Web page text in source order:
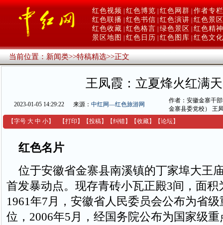
红色视频 红色博览 红色网群 作者专栏
红色联播 红色书信 红色演讲 红色景区
红色收藏 红色格言 绿色景区
红色精神
景区地图
红色日历 红色图库 红色文化
当前位置：新闻类>>特稿精选>>正文
王凤霞：立夏烽火红满天
2023-01-05 14:29:22 来源： 中红网—红色旅游网
作者：安徽金寨干
金寨县委党校） 王
【字号 大 中 小】 【打印 】 【投稿】 【纠错】 【收藏】 【论坛】
红色名片
位于安徽省金寨县南溪镇的丁家埠大王
首发暴动点。现存青砖小瓦正殿3间，面积
1961年7月，安徽省人民委员会公布为省
位，2006年5月，经国务院公布为国家级